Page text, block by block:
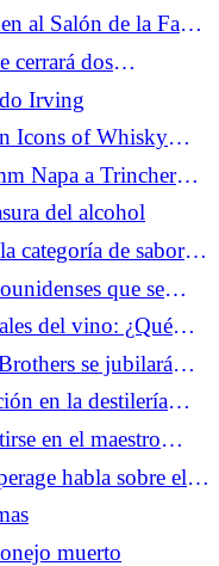
al Salón de la Fama
cerrará dos
Irving
Icons of Whisky
Napa a Trinchero
del alcohol
categoría de sabor
2026
que se
del vino: ¿Qué
se jubilará
en la destilería
en el maestro
habla sobre el
chino para la
muerto